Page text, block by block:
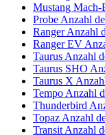
Mustang Mach-
Probe Anzahl
Ranger Anzahl
Ranger EV
Taurus Anzahl
Taurus SHO
Taurus X
Tempo Anzahl
Thunderbird
Topaz Anzahl
Transit Anzahl